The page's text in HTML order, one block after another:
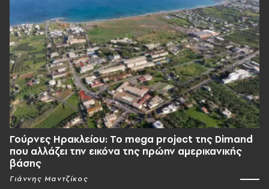
Γούρνες Ηρακλείου: To mega project της Dimand
που αλλάζει την εικόνα της πρώην αμερικανικής
βάσης
Γιάννης Μαντζίκος